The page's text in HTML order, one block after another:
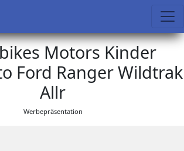
Motors Kinder
Ford Ranger Wildtrak
Allr
Werbepräsentation